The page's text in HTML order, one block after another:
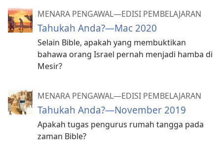
MENARA PENGAWAL—EDISI PEMBELAJARAN
Tahukah Anda?​—Mac 2020
Selain Bible, apakah yang membuktikan
bahawa orang Israel pernah menjadi hamba di
Mesir?
MENARA PENGAWAL—EDISI PEMBELAJARAN
Tahukah Anda?​—November 2019
Apakah tugas pengurus rumah tangga pada
zaman Bible?